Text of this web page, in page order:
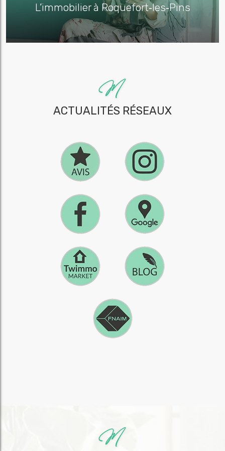
L’immobilier à Roquefort‑les‑Pins
ACTUALITÉS RÉSEAUX